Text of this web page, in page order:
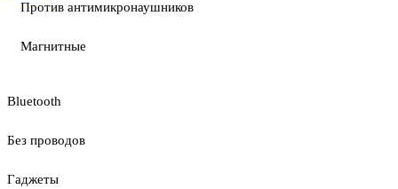
Против антимикронаушников
Магнитные
Bluetooth
Без проводов
Гаджеты